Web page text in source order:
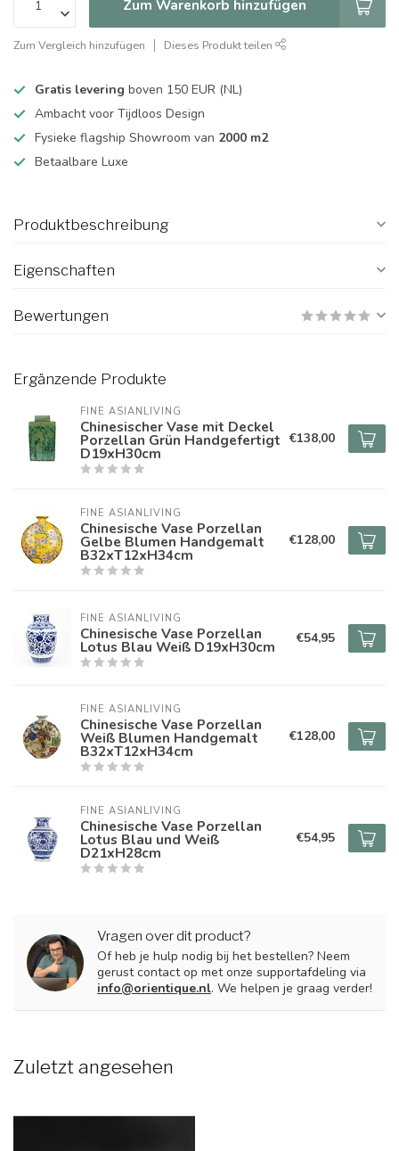
Zum Warenkorb hinzufügen
Zum Vergleich hinzufügen Dieses Produkt teilen
Gratis levering boven 150 EUR (NL)
Ambacht voor Tijdloos Design
Fysieke flagship Showroom van 2000 m2
Betaalbare Luxe
Produktbeschreibung
Eigenschaften
Bewertungen
Ergänzende Produkte
FINE ASIANLIVING
Chinesischer Vase mit Deckel
Porzellan Grün Handgefertigt
D19xH30cm
€138,00
FINE ASIANLIVING
Chinesische Vase Porzellan
Gelbe Blumen Handgemalt
B32xT12xH34cm
€128,00
FINE ASIANLIVING
Chinesische Vase Porzellan
Lotus Blau Weiß D19xH30cm €54,95
FINE ASIANLIVING
Chinesische Vase Porzellan
Weiß Blumen Handgemalt
B32xT12xH34cm
€128,00
FINE ASIANLIVING
Chinesische Vase Porzellan
Lotus Blau und Weiß
D21xH28cm
€54,95
Vragen over dit product?
Of heb je hulp nodig bij het bestellen? Neem
gerust contact op met onze supportafdeling via
info@orientique.nl. We helpen je graag verder!
Zuletzt angesehen